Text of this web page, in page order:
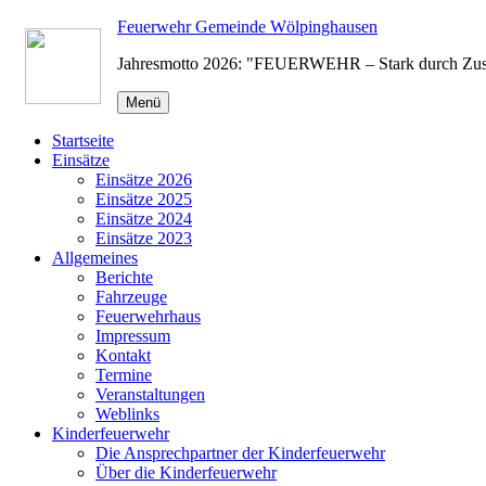
Zum
Inhalt
Feuerwehr Gemeinde Wölpinghausen
Jahresmotto 2026: "FEUERWEHR – Stark durch
Menü
Startseite
Einsätze
Einsätze 2026
Einsätze 2025
Einsätze 2024
Einsätze 2023
Allgemeines
Berichte
Fahrzeuge
Feuerwehrhaus
Impressum
Kontakt
Termine
Veranstaltungen
Weblinks
Kinderfeuerwehr
Die Ansprechpartner der Kinderfeuerwehr
Über die Kinderfeuerwehr